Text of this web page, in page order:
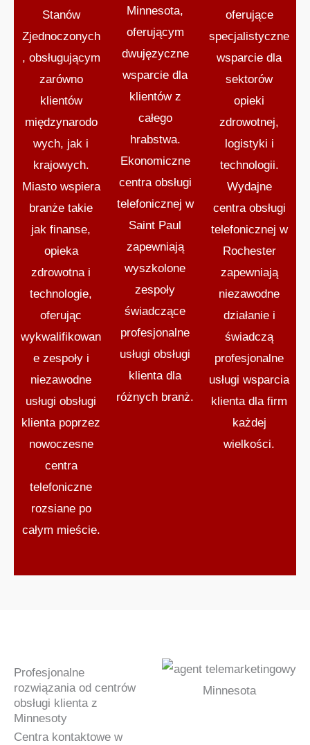
Stanów
Zjednoczonych
, obsługującym
zarówno
klientów
międzynarodo
wych, jak i
krajowych.
Miasto wspiera
branże takie
jak finanse,
opieka
zdrowotna i
technologie,
oferując
wykwalifikowan
e zespoły i
niezawodne
usługi obsługi
klienta poprzez
nowoczesne
centra
telefoniczne
rozsiane po
całym mieście.
Minnesota,
oferującym
dwujęzyczne
wsparcie dla
klientów z
całego
hrabstwa.
Ekonomiczne
centra obsługi
telefonicznej w
Saint Paul
zapewniają
wyszkolone
zespoły
świadczące
profesjonalne
usługi obsługi
klienta dla
różnych branż.
oferujące
specjalistyczne
wsparcie dla
sektorów
opieki
zdrowotnej,
logistyki i
technologii.
Wydajne
centra obsługi
telefonicznej w
Rochester
zapewniają
niezawodne
działanie i
świadczą
profesjonalne
usługi wsparcia
klienta dla firm
każdej
wielkości.
Profesjonalne
rozwiązania od centrów
obsługi klienta z
Minnesoty
Centra kontaktowe w